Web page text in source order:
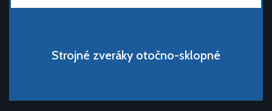
Strojné zveráky otočno-sklopné